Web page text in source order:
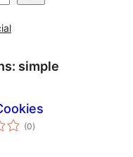
simple
(0puntuacions
totals
)